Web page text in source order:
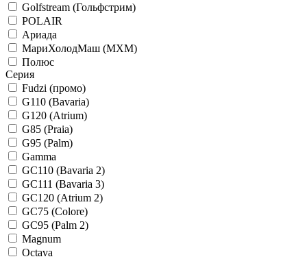
Golfstream (Гольфстрим)
POLAIR
Ариада
МариХолодМаш (МХМ)
Полюс
Серия
Fudzi (промо)
G110 (Bavaria)
G120 (Atrium)
G85 (Praia)
G95 (Palm)
Gamma
GC110 (Bavaria 2)
GC111 (Bavaria 3)
GC120 (Atrium 2)
GC75 (Colore)
GC95 (Palm 2)
Magnum
Octava